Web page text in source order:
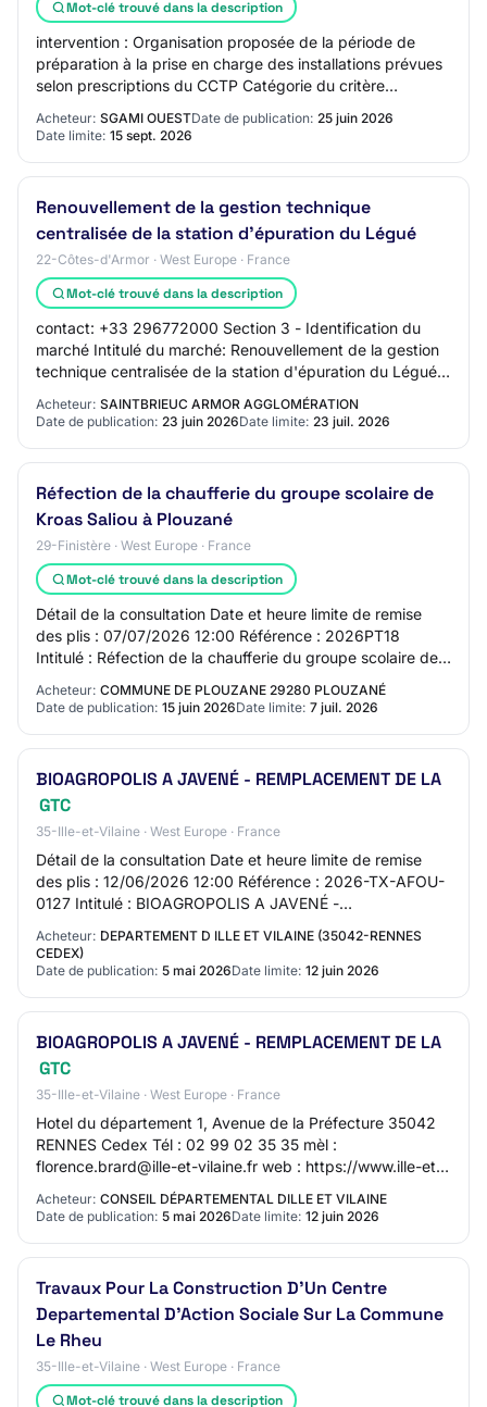
Mot-clé trouvé dans la description
intervention : Organisation proposée de la période de
préparation à la prise en charge des installations prévues
selon prescriptions du CCTP Catégorie du critère
Acheteur: SGAMI OUESTDate de publication: 25 juin 2026
Date limite: 15 sept. 2026
Renouvellement de la gestion technique
centralisée de la station d'épuration du Légué
22-Côtes-d'Armor · West Europe · France
Mot-clé trouvé dans la description
contact: +33 296772000 Section 3 - Identification du
marché Intitulé du marché: Renouvellement de la gestion
technique centralisée de la station d'épuration du Légué
Acheteur: SAINTBRIEUC ARMOR AGGLOMÉRATION
Date de publication: 23 juin 2026Date limite: 23 juil. 2026
Réfection de la chaufferie du groupe scolaire de
Kroas Saliou à Plouzané
29-Finistère · West Europe · France
Mot-clé trouvé dans la description
Détail de la consultation Date et heure limite de remise
des plis : 07/07/2026 12:00 Référence : 2026PT18
Intitulé : Réfection de la chaufferie du groupe scolaire de
Acheteur: COMMUNE DE PLOUZANE 29280 PLOUZANÉ
Date de publication: 15 juin 2026Date limite: 7 juil. 2026
BIOAGROPOLIS A JAVENÉ - REMPLACEMENT DE LA
GTC
35-Ille-et-Vilaine · West Europe · France
Détail de la consultation Date et heure limite de remise
des plis : 12/06/2026 12:00 Référence : 2026-TX-AFOU-
0127 Intitulé : BIOAGROPOLIS A JAVENÉ -
REMPLACEMENT DE LA GTC Objet : Remplacement de
l'…
Acheteur: DEPARTEMENT D ILLE ET VILAINE (35042-RENNES
CEDEX)
Date de publication: 5 mai 2026Date limite: 12 juin 2026
BIOAGROPOLIS A JAVENÉ - REMPLACEMENT DE LA
GTC
35-Ille-et-Vilaine · West Europe · France
Hotel du département 1, Avenue de la Préfecture 35042
RENNES Cedex Tél : 02 99 02 35 35 mèl :
florence.brard@ille-et-vilaine.fr web : https://www.ille-et-
vilaine.fr/ SIRET 22350001800013 Groupement d…
Acheteur: CONSEIL DÉPARTEMENTAL DILLE ET VILAINE
Date de publication: 5 mai 2026Date limite: 12 juin 2026
Travaux Pour La Construction D'Un Centre
Departemental D'Action Sociale Sur La Commune
Le Rheu
35-Ille-et-Vilaine · West Europe · France
Mot-clé trouvé dans la description